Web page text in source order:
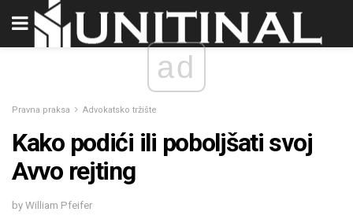
ad
Pravna praksa Advokatsko tržište
Kako podići ili poboljšati svoj
Avvo rejting
by William Pfeifer